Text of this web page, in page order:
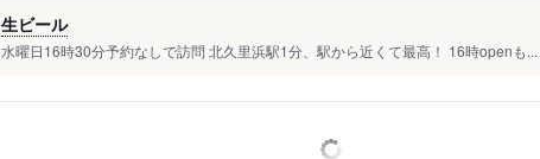
生ビール
水曜日16時30分予約なしで訪問 北久里浜駅1分、駅から近くて最高！ 16時openも...